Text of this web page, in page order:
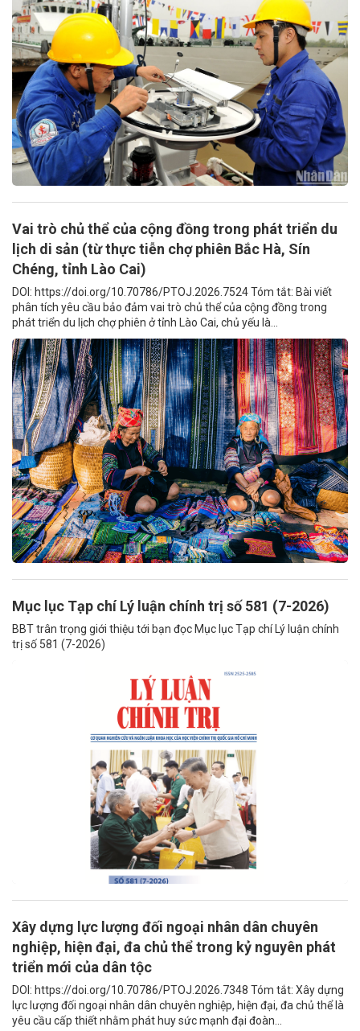
Vai trò chủ thể của cộng đồng trong phát triển du
lịch di sản (từ thực tiễn chợ phiên Bắc Hà, Sín
Chéng, tỉnh Lào Cai)
DOI: https://doi.org/10.70786/PTOJ.2026.7524 Tóm tắt: Bài viết
phân tích yêu cầu bảo đảm vai trò chủ thể của cộng đồng trong
phát triển du lịch chợ phiên ở tỉnh Lào Cai, chủ yếu là...
Mục lục Tạp chí Lý luận chính trị số 581 (7-2026)
BBT trân trọng giới thiệu tới bạn đọc Mục lục Tạp chí Lý luận chính
trị số 581 (7-2026)
Xây dựng lực lượng đối ngoại nhân dân chuyên
nghiệp, hiện đại, đa chủ thể trong kỷ nguyên phát
triển mới của dân tộc
DOI: https://doi.org/10.70786/PTOJ.2026.7348 Tóm tắt: Xây dựng
lực lượng đối ngoại nhân dân chuyên nghiệp, hiện đại, đa chủ thể là
yêu cầu cấp thiết nhằm phát huy sức mạnh đại đoàn...